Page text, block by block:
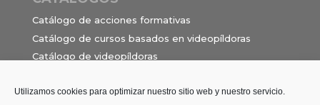
Utilizamos cookies para optimizar nuestro sitio web y nuestro servicio.
Catálogo de acciones formativas
Catálogo de cursos basados en videopíldoras
Catálogo de videopíldoras
formación en alternancia